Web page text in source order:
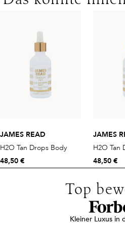
JAMES READ
H2O Tan Drops Body
48,50 €
JAMES
H2O Tan
48,50 €
Top
Kleiner Luxus in